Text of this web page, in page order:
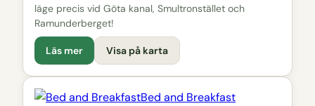
läge precis vid Göta kanal, Smultronstället och
Ramunderberget!
Läs mer Visa på karta
Bed and Breakfast